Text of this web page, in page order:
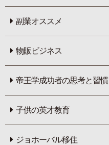
副業オススメ
物販ビジネス
帝王学成功者の思考と習慣
子供の英才教育
ジョホーバル移住